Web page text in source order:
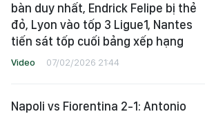
bàn duy nhất, Endrick Felipe bị thẻ
đỏ, Lyon vào tốp 3 Ligue1, Nantes
tiến sát tốp cuối bảng xếp hạng
Video 07/02/2026 21:44
Napoli vs Fiorentina 2-1: Antonio